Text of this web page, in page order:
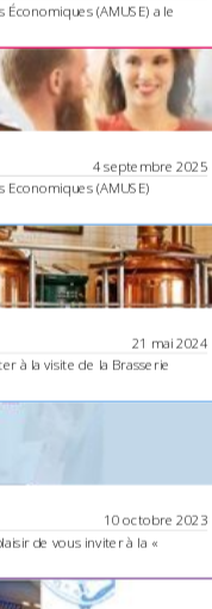
(AMUSE) a le
4 septembre 2025
Economiques (AMUSE)
21 mai 2024
à la visite de la Brasserie
10 octobre 2023
de vous inviter à la «